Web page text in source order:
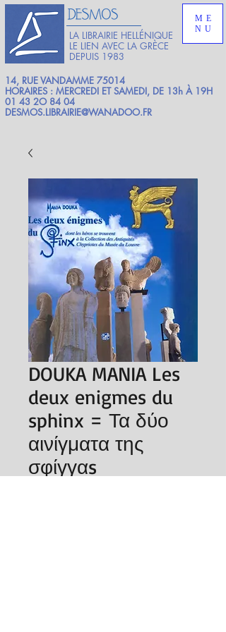
LA LIBRAIRIE HELLÉNIQUE
LE LIEN AVEC LA GRÈCE
DEPUIS 1983
ME
NU
14, RUE VANDAMME 75014
HORAIRES : MERCREDI ET SAMEDI, DE 13h À 19H
01 43 2O 84 04
DESMOS.LIBRAIRIE@WANADOO.FR
DOUKA MANIA Les
deux enigmes du
sphinx = Τα δύο
αινίγματα της
σφίγγαs